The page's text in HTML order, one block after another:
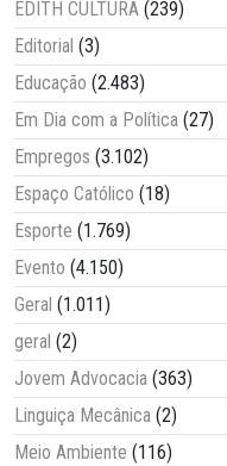
EDITH CULTURA (239)
Editorial (3)
Educação (2.483)
Em Dia com a Política (27)
Empregos (3.102)
Espaço Católico (18)
Esporte (1.769)
Evento (4.150)
Geral (1.011)
geral (2)
Jovem Advocacia (363)
Linguiça Mecânica (2)
Meio Ambiente (116)